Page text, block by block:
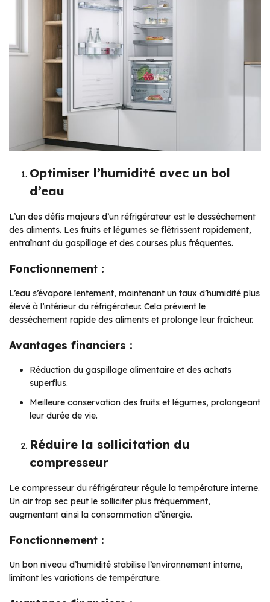
Optimiser l’humidité avec un bol
d’eau
L’un des défis majeurs d’un réfrigérateur est le dessèchement
des aliments. Les fruits et légumes se flétrissent rapidement,
entraînant du gaspillage et des courses plus fréquentes.
Fonctionnement :
L’eau s’évapore lentement, maintenant un taux d’humidité plus
élevé à l’intérieur du réfrigérateur. Cela prévient le
dessèchement rapide des aliments et prolonge leur fraîcheur.
Avantages financiers :
Réduction du gaspillage alimentaire et des achats
superflus.
Meilleure conservation des fruits et légumes, prolongeant
leur durée de vie.
Réduire la sollicitation du
compresseur
Le compresseur du réfrigérateur régule la température interne.
Un air trop sec peut le solliciter plus fréquemment,
augmentant ainsi la consommation d’énergie.
Fonctionnement :
Un bon niveau d’humidité stabilise l’environnement interne,
limitant les variations de température.